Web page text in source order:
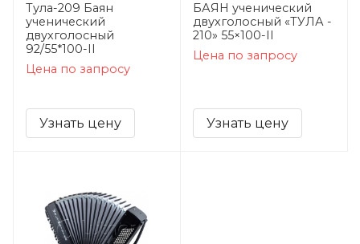
Тула-209 Баян
ученический
двухголосный
92/55*100-II
Цена по запросу
Узнать цену
БАЯН ученический
двухголосный «ТУЛА -
210» 55×100-II
Цена по запросу
Узнать цену